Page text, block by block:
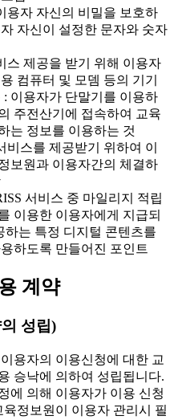
용자 자신의 비밀을 보호하
자신이 설정한 문자와 숫자
제공을 받기 위해 이용자
컴퓨터 및 모뎀 등의 기기
이용자가 단말기를 이용하
주전산기에 접속하여 교육
는 정보를 이용하는 것
스를 제공받기 위하여 이
보원과 이용자간의 체결하
서비스 중 마일리지 적립
이용한 이용자에게 지급되
하는 특정 디지털 콘텐츠를
하도록 만들어진 포인트
계약
성립)
용자의 이용신청에 대한 교
승낙에 의하여 성립됩니다.
에 의해 이용자가 이용 신청
육정보원이 이용자 관리시 필